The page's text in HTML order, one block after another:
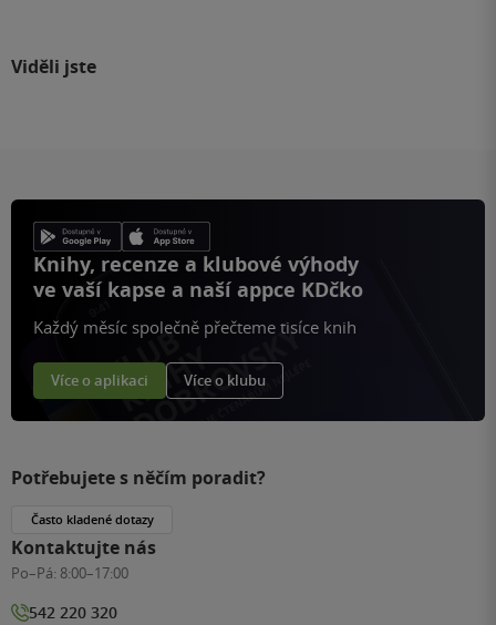
Viděli jste
Knihy, recenze a klubové výhody
ve vaší kapse a naší appce KDčko
Každý měsíc společně přečteme tisíce knih
Více o aplikaci Více o klubu
Potřebujete s něčím poradit?
Často kladené dotazy
Kontaktujte nás
Po–Pá: 8:00–17:00
542 220 320